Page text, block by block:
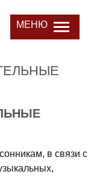
МЕНЮ
в связи с